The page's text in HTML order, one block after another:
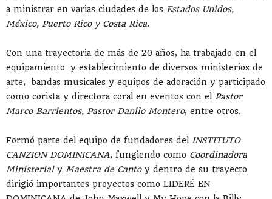
a ministrar en varias ciudades de los Estados Unidos,
México, Puerto Rico y Costa Rica.
Con una trayectoria de más de 20 años, ha trabajado en el
equipamiento y establecimiento de diversos ministerios de
arte, bandas musicales y equipos de adoración y participado
como corista y directora coral en eventos con el Pastor
Marco Barrientos, Pastor Danilo Montero, entre otros.
Formó parte del equipo de fundadores del INSTITUTO
CANZION DOMINICANA, fungiendo como Coordinadora
Ministerialy Maestra de Cantoy dentro de su trayecto
dirigió importantes proyectos como LIDERÉ EN